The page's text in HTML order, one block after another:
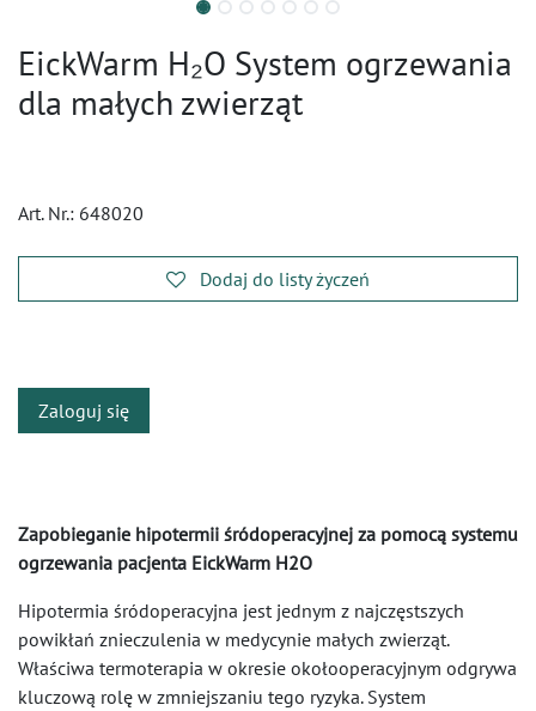
EickWarm H₂O System ogrzewania
dla małych zwierząt
Art. Nr.: 648020
Dodaj do listy życzeń
Zaloguj się
Zapobieganie hipotermii śródoperacyjnej za pomocą systemu
ogrzewania pacjenta EickWarm H2O
Hipotermia śródoperacyjna jest jednym z najczęstszych
powikłań znieczulenia w medycynie małych zwierząt.
Właściwa termoterapia w okresie okołooperacyjnym odgrywa
kluczową rolę w zmniejszaniu tego ryzyka. System